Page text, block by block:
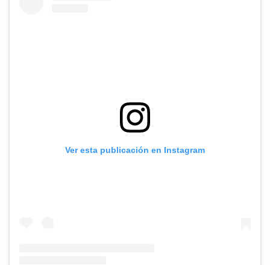
Ver esta publicación en Instagram